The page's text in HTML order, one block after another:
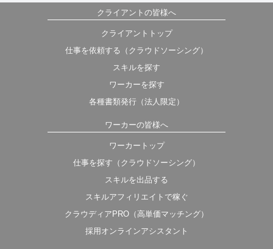
クライアントの皆様へ
クライアントトップ
仕事を依頼する（クラウドソーシング）
スキルを探す
ワーカーを探す
各種書類発行（法人限定）
ワーカーの皆様へ
ワーカートップ
仕事を探す（クラウドソーシング）
スキルを出品する
スキルアフィリエイトで稼ぐ
クラウディアPRO（高単価マッチング）
採用オンラインアシスタント